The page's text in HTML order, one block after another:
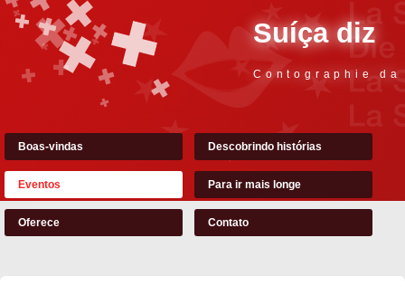
Suíça diz
Contographie
Boas-vindas Descobrindo histórias
Eventos Para ir mais longe
Oferece Contato